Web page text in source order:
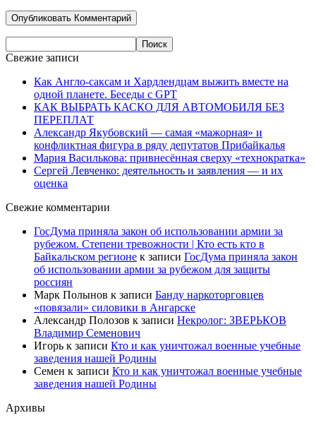
Свежие записи
Как Англо-саксам и Хардлендцам выжить вместе на
одной планете. Беседы с GPT
КАК ВЫБРАТЬ КАСКО ДЛЯ АВТОМОБИЛЯ БЕЗ
ПЕРЕПЛАТ
Александр Якубовский — самая «мажорная» и
конфликтная фигура в ряду депутатов Прибайкалья
Мария Василькова: привнесённая сверху «технократка»
Сергей Левченко: деятельность и заявления — и их
оценка
Свежие комментарии
ГосДума приняла закон об использовании армии за
рубежом. Степени тревожности | Кто есть кто в
Байкальском регионе к записи ГосДума приняла закон
об использовании армии за рубежом для защиты
россиян
Марк Полынов к записи Банду наркоторговцев
«повязали» силовики в Ангарске
Александр Полозов к записи Некролог: ЗВЕРЬКОВ
Владимир Семенович
Игорь к записи Кто и как уничтожал военные учебные
заведения нашей Родины
Семен к записи Кто и как уничтожал военные учебные
заведения нашей Родины
Архивы